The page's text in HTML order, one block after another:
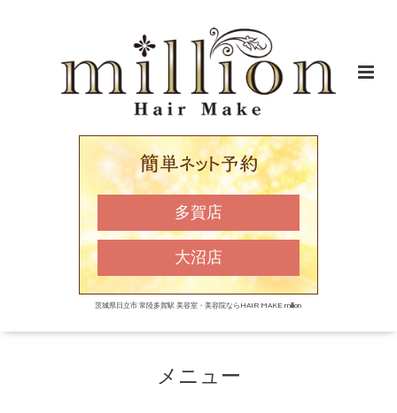
多賀店
大沼店
茨城県日立市 常陸多賀駅 美容室・美容院ならHAIR MAKE million
メニュー